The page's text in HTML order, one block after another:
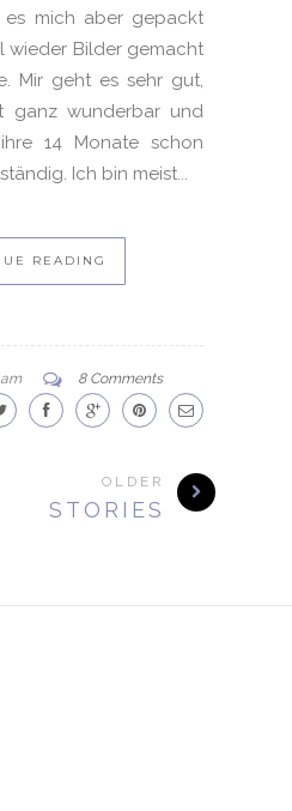
mich aber gepackt
wieder Bilder gemacht
Mir geht es sehr gut,
ganz wunderbar und
14 Monate schon
Ich bin meist...
READING
8 Comments
OLDER
STORIES